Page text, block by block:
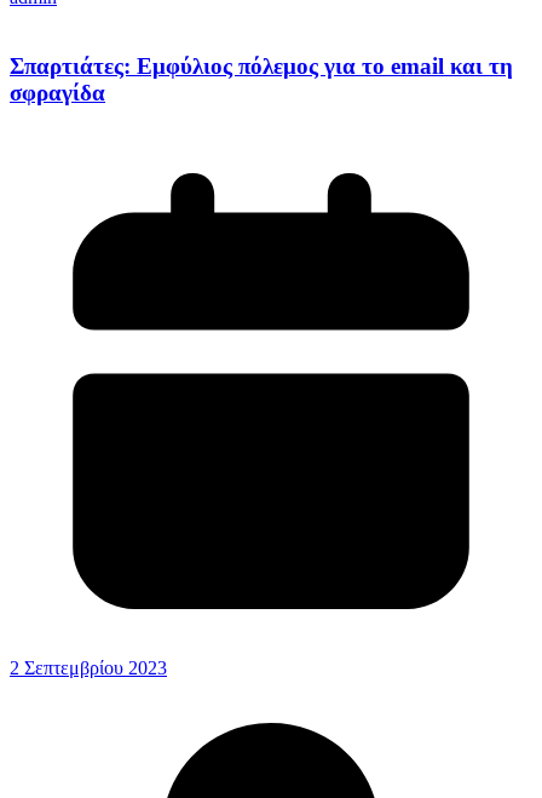
Σπαρτιάτες: Εμφύλιος πόλεμος για το email και τη
σφραγίδα
2 Σεπτεμβρίου 2023